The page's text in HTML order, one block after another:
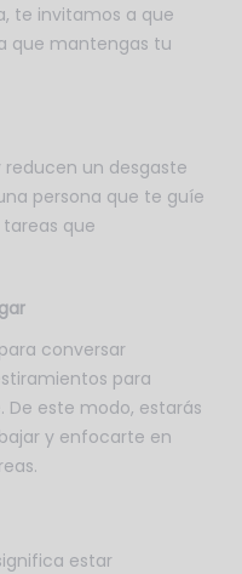
te invitamos a que
que mantengas tu
un desgaste
persona que te guíe
que
conversar
para
De este modo, estarás
y enfocarte en
estar